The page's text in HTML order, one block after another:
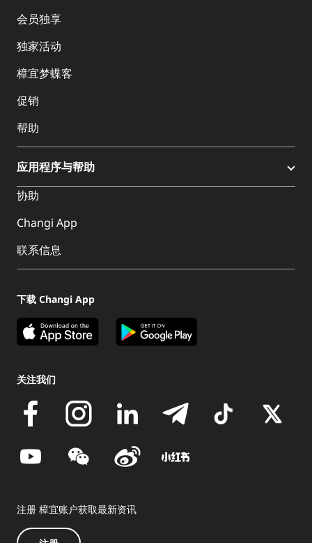
会员独享
独家活动
樟宜梦蝶客
促销
帮助
应用程序与帮助
协助
Changi App
联系信息
下载 Changi App
关注我们
注册 樟宜账户获取最新资讯